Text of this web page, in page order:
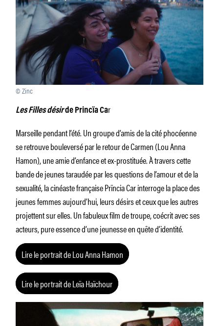
© Zinc
Les Filles désirde Princïa Car
Marseille pendant l’été. Un groupe d’amis de la cité phocéenne
se retrouve bouleversé par le retour de Carmen (Lou Anna
Hamon), une amie d’enfance et ex-prostituée. À travers cette
bande de jeunes taraudée par les questions de l’amour et de la
sexualité, la cinéaste française Prïncia Car interroge la place des
jeunes femmes aujourd’hui, leurs désirs et ceux que les autres
projettent sur elles. Un fabuleux film de troupe, coécrit avec ses
acteurs, pure essence d’une jeunesse en quête d’identité.
Lire le portrait de Lou Anna Hamon
Lire le portrait de Leïa Haïchour